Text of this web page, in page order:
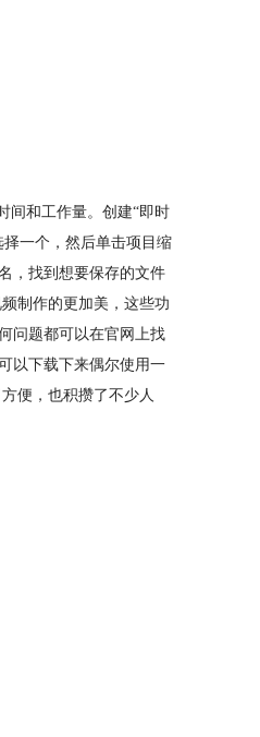
间和工作量。创建“即时
一个，然后单击项目缩
，找到想要保存的文件
制作的更加美，这些功
问题都可以在官网上找
以下载下来偶尔使用一
便，也积攒了不少人